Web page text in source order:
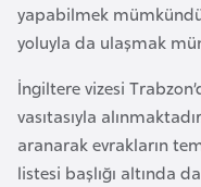
yapabilmek
yoluyla da ulaşmak
İngiltere vizesi
vasıtasıyla
aranarak evrakların
listesi başlığı altında
B
a
n
g
a